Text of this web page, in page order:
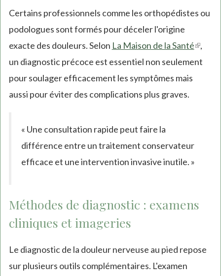
Certains professionnels comme les orthopédistes ou
podologues sont formés pour déceler l'origine
exacte des douleurs. Selon La Maison de la Santé(link
is
,
un diagnostic précoce est essentiel non seulement
pour soulager efficacement les symptômes mais
aussi pour éviter des complications plus graves.
« Une consultation rapide peut faire la
différence entre un traitement conservateur
efficace et une intervention invasive inutile. »
Méthodes de diagnostic : examens
cliniques et imageries
Le diagnostic de la douleur nerveuse au pied repose
sur plusieurs outils complémentaires. L'examen